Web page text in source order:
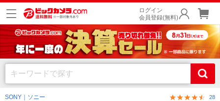
ログイン
会員登録(無料)
SONY｜ソニー 28